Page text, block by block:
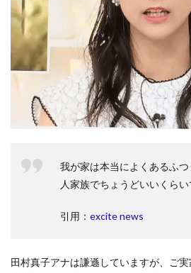
我が家は本当によくあるふ
人家族でちょうどいいくらい
引用： excite news
田村真子アナは謙遜していますが、ご